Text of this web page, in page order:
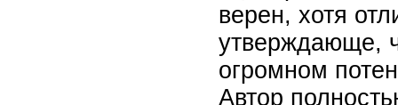
верен, хотя
утверждающе,
огромном
Автор